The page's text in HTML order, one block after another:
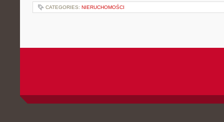
CATEGORIES: NIERUCHOMOŚCI